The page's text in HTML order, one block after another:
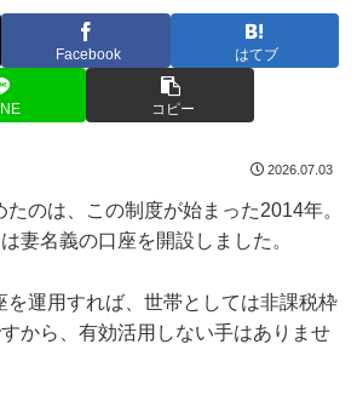
Facebook はてブ
コピー
2026.07.03
のは、この制度が始まった2014年。
妻名義の口座を開設しました。
を運用すれば、世帯としては非課税枠
から、有効活用しない手はありませ